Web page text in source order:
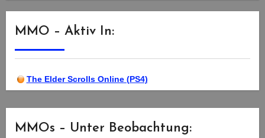
MMO – Aktiv In:
The Elder Scrolls Online (PS4)
MMOs – Unter Beobachtung: